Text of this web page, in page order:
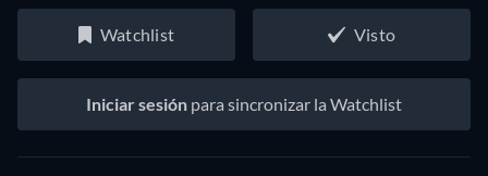
Watchlist Visto
Iniciar sesión para sincronizar la Watchlist